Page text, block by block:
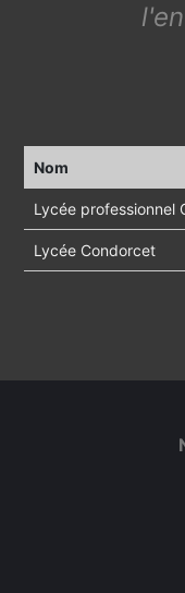
Nom
Lycée professionnel
Lycée Condorcet